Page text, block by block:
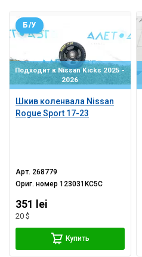
Подходит к Nissan Kicks 2025 -
2026
Шкив коленвала Nissan
Rogue Sport 17-23
Б/У
Арт. 268779
Ориг. номер123031KC5C
351 lei
20 $
Купить